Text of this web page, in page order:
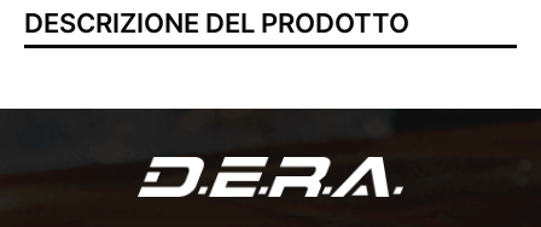
DESCRIZIONE DEL PRODOTTO